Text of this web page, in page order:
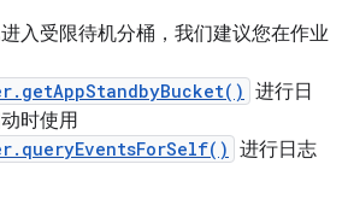
入受限待机分桶，我们建议您在作业
进行日
时使用
进行日志